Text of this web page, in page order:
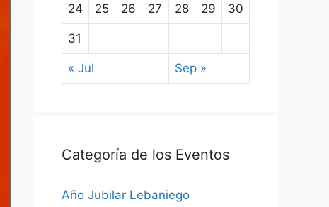
24 25 26 27 28 29 30
31
« Jul Sep »
Categoría de los Eventos
Año Jubilar Lebaniego